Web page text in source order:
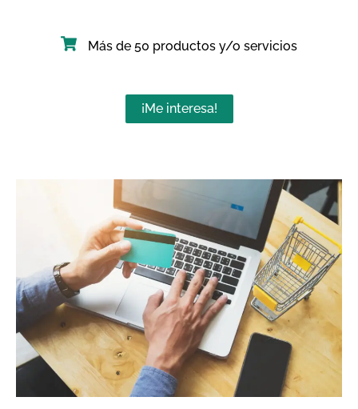
Más de 50 productos y/o servicios
¡Me interesa!